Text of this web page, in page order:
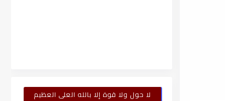
لا حول ولا قوة إلا بالله العلى العظيم